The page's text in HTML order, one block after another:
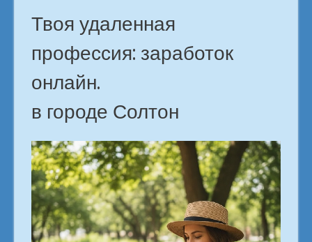
Твоя удаленная
профессия: заработок
онлайн.
в городе Солтон